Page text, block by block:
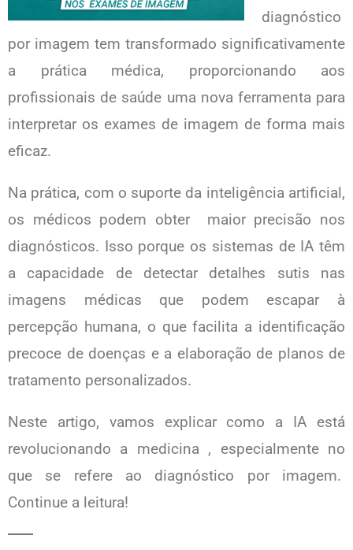
diagnóstico
por imagem tem transformado significativamente
a prática médica, proporcionando aos
profissionais de saúde uma nova ferramenta para
interpretar os exames de imagem de forma mais
eficaz.
Na prática, com o suporte da inteligência artificial,
os médicos podem obter maior precisão nos
diagnósticos. Isso porque os sistemas de IA têm
a capacidade de detectar detalhes sutis nas
imagens médicas que podem escapar à
percepção humana, o que facilita a identificação
precoce de doenças e a elaboração de planos de
tratamento personalizados.
Neste artigo, vamos explicar como a IA está
revolucionando a medicina , especialmente no
que se refere ao diagnóstico por imagem.
Continue a leitura!